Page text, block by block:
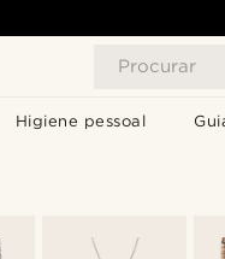
Procurar
Higiene pessoal